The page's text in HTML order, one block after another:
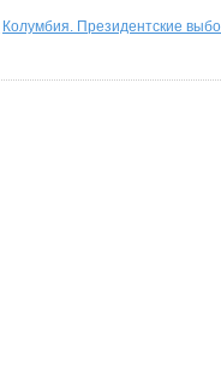
Колумбия. Президентские